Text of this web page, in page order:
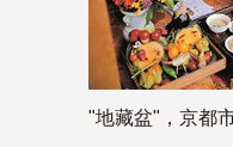
"地藏盆"，京都